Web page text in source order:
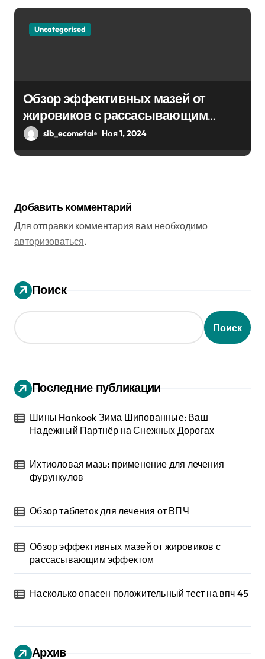
Uncategorised
Обзор эффективных мазей от
жировиков с рассасывающим
эффектом
sib_ecometal Ноя 1, 2024
Добавить комментарий
Для отправки комментария вам необходимо
авторизоваться.
Поиск
Поиск
Последние публикации
Шины Hankook Зима Шипованные: Ваш
Надежный Партнёр на Снежных Дорогах
Ихтиоловая мазь: применение для лечения
фурункулов
Обзор таблеток для лечения от ВПЧ
Обзор эффективных мазей от жировиков с
рассасывающим эффектом
Насколько опасен положительный тест на впч 45
Архив